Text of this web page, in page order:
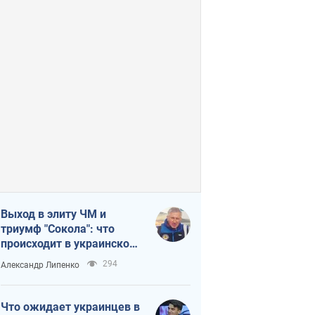
Выход в элиту ЧМ и
триумф "Сокола": что
происходит в украинском
хоккее
Александр Липенко 294
Что ожидает украинцев в